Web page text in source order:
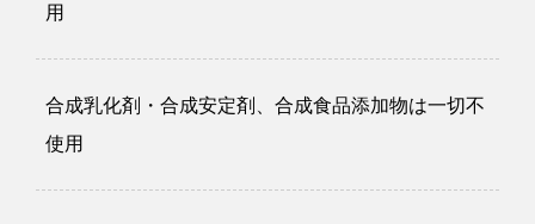
用
合成乳化剤・合成安定剤、合成食品添加物は一切不
使用